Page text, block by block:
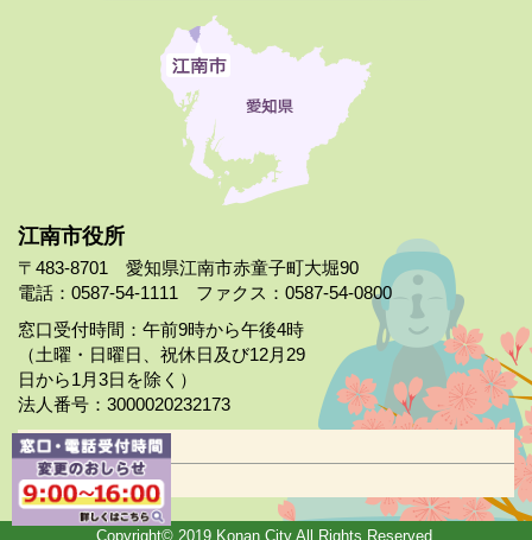
江南市役所
〒483-8701 愛知県江南市赤童子町大堀90
電話：0587-54-1111 ファクス：0587-54-0800
窓口受付時間：午前9時から午後4時
（土曜・日曜日、祝休日及び12月29
日から1月3日を除く）
法人番号：3000020232173
市役所案内
日曜市役所
Copyright© 2019 Konan City All Rights Reserved.